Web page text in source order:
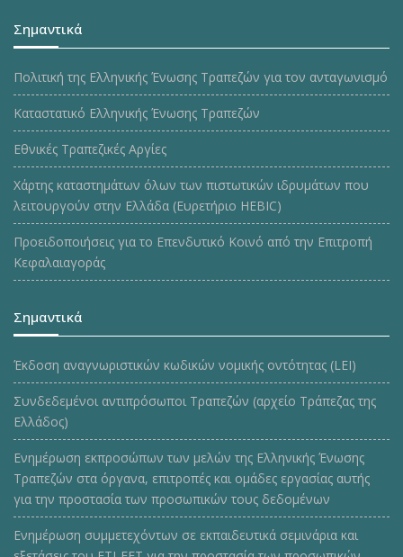
Σημαντικά
Πολιτική της Ελληνικής Ένωσης Τραπεζών για τον ανταγωνισμό
Καταστατικό Ελληνικής Ένωσης Τραπεζών
Εθνικές Τραπεζικές Αργίες
Χάρτης καταστημάτων όλων των πιστωτικών ιδρυμάτων που
λειτουργούν στην Ελλάδα (Ευρετήριο HEBIC)
Προειδοποιήσεις για το Επενδυτικό Κοινό από την Επιτροπή
Κεφαλαιαγοράς
Σημαντικά
Έκδοση αναγνωριστικών κωδικών νομικής οντότητας (LEI)
Συνδεδεμένοι αντιπρόσωποι Τραπεζών (αρχείο Τράπεζας της
Ελλάδος)
Ενημέρωση εκπροσώπων των μελών της Ελληνικής Ένωσης
Τραπεζών στα όργανα, επιτροπές και ομάδες εργασίας αυτής
για την προστασία των προσωπικών τους δεδομένων
Ενημέρωση συμμετεχόντων σε εκπαιδευτικά σεμινάρια και